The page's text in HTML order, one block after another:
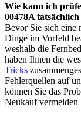
Wie kann ich
00478A
Bevor Sie sich eine
Dinge im Vorfeld
weshalb die
haben Ihnen die
Tricks
Fehlerquellen auf
können Sie das
Neukauf vermeiden